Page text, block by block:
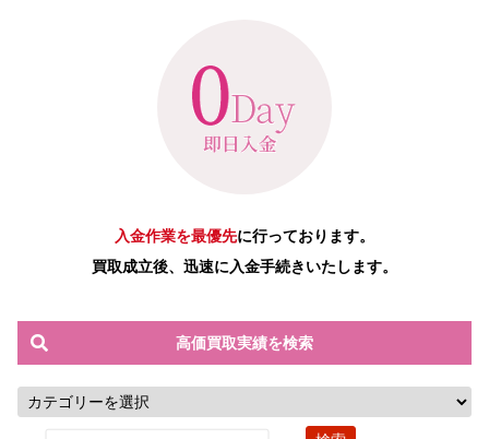
入金作業を最優先に行っております。
買取成立後、迅速に入金手続きいたします。
高価買取実績を検索